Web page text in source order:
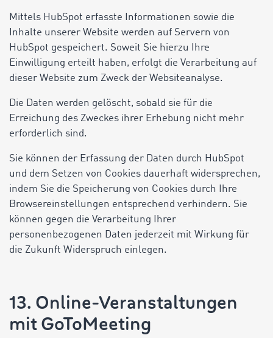
Mittels HubSpot erfasste Informationen sowie die
Inhalte unserer Website werden auf Servern von
HubSpot gespeichert. Soweit Sie hierzu Ihre
Einwilligung erteilt haben, erfolgt die Verarbeitung auf
dieser Website zum Zweck der Websiteanalyse.
Die Daten werden gelöscht, sobald sie für die
Erreichung des Zweckes ihrer Erhebung nicht mehr
erforderlich sind.
Sie können der Erfassung der Daten durch HubSpot
und dem Setzen von Cookies dauerhaft widersprechen,
indem Sie die Speicherung von Cookies durch Ihre
Browsereinstellungen entsprechend verhindern. Sie
können gegen die Verarbeitung Ihrer
personenbezogenen Daten jederzeit mit Wirkung für
die Zukunft Widerspruch einlegen.
13. Online-Veranstaltungen
mit GoToMeeting